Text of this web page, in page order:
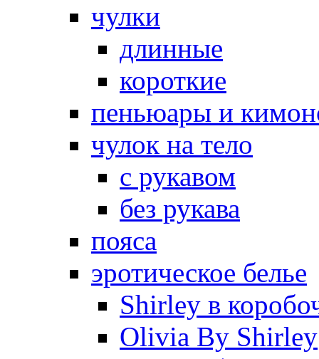
чулки
длинные
короткие
пеньюары и
чулок на тело
с рукавом
без рукава
пояса
эротическое белье
Shirley в
Olivia By Shirley